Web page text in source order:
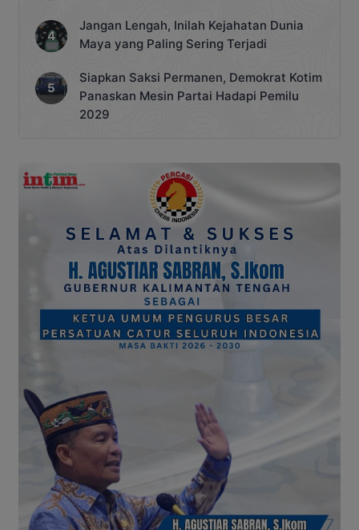
Jangan Lengah, Inilah Kejahatan Dunia
Maya yang Paling Sering Terjadi
Siapkan Saksi Permanen, Demokrat Kotim
Panaskan Mesin Partai Hadapi Pemilu
2029